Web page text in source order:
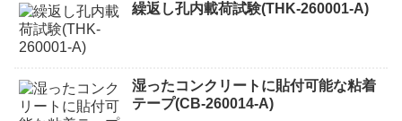
繰返し孔内載荷試験(THK-260001-A)
湿ったコンクリートに貼付可能な粘着
テープ(CB-260014-A)